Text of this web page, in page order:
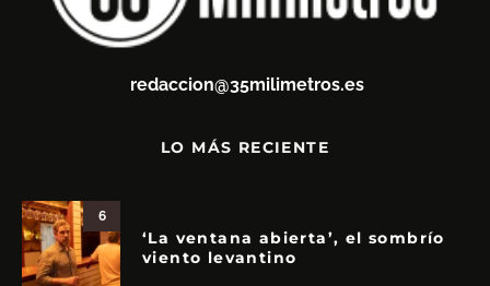
redaccion@35milimetros.es
LO MÁS RECIENTE
6
‘La ventana abierta’, el sombrío
viento levantino